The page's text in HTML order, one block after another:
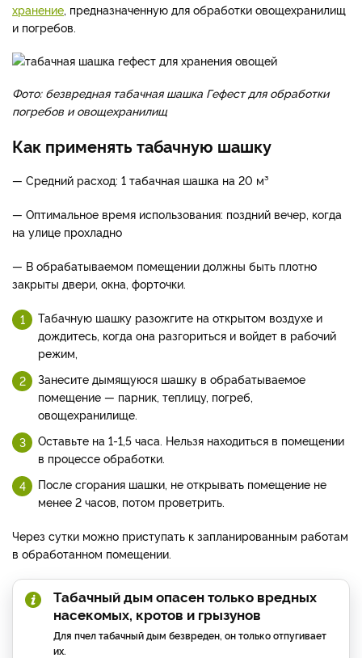
хранение , предназначенную для обработки овощехранилищ
и погребов.
Фото: безвредная табачная шашка Гефест для обработки
погребов и овощехранилищ
Как применять табачную шашку
— Средний расход: 1 табачная шашка на 20 м³
— Оптимальное время использования: поздний вечер, когда
на улице прохладно
— В обрабатываемом помещении должны быть плотно
закрыты двери, окна, форточки.
Табачную шашку разожгите на открытом воздухе и
дождитесь, когда она разгориться и войдет в рабочий
режим,
Занесите дымящуюся шашку в обрабатываемое
помещение — парник, теплицу, погреб,
овощехранилище.
Оставьте на 1-1,5 часа. Нельзя находиться в помещении
в процессе обработки.
После сгорания шашки, не открывать помещение не
менее 2 часов, потом проветрить.
Через сутки можно приступать к запланированным работам
в обработанном помещении.
Табачный дым опасен только вредных
насекомых, кротов и грызунов
Для пчел табачный дым безвреден, он только отпугивает
их.